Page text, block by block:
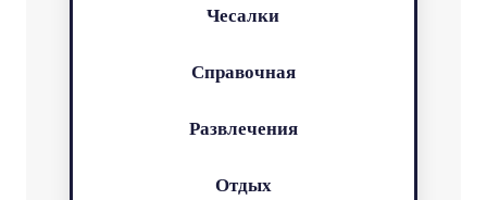
Чесалки
Справочная
Развлечения
Отдых